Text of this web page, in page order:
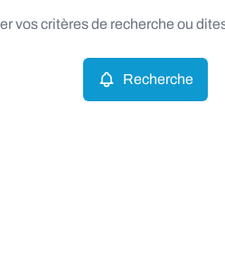
vos critères de recherche ou
Recherche